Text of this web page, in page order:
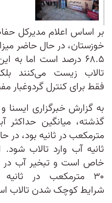
بر اساس اعلام مدیرکل
خوزستان، در حال حاضر
۶۸.۵ درصد است اما به
تالاب زیست می‌کنند
فقط برای کنترل گرد‌و‌غبار
گذشته، میانگین حداکثر
ثانیه آب وارد تالاب
خاص است و تبخیر آب در
۳۰ مترمکعب در
شرایط کوچک شدن تالاب